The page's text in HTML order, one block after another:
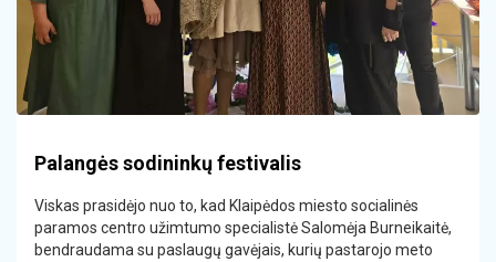
Pagalbos į namus paslaugų teikimas
Dienos socialinės globos asmens namuose
paslaugos
Potencialių socialinių paslaugų gavėjų paieška
Socialinių paslaugų poreikio vertinimas
Vadovų darbotvarkės
Palangės sodininkų festivalis
Viskas prasidėjo nuo to, kad Klaipėdos miesto socialinės
paramos centro užimtumo specialistė Salomėja Burneikaitė,
bendraudama su paslaugų gavėjais, kurių pastarojo meto